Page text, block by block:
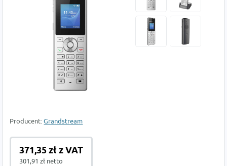
Producent:Grandstream
371,35 zł z VAT
301,91 zł netto